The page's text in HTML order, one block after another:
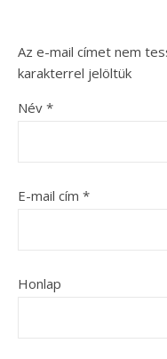
Az e-mail címet nem
karakterrel jelöltük
Név *
E-mail cím *
Honlap